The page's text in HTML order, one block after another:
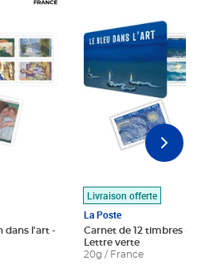
dans l'art -
Livraison offerte
La Poste
Carnet de 12 timbres - Le
Lettre verte
20g / France